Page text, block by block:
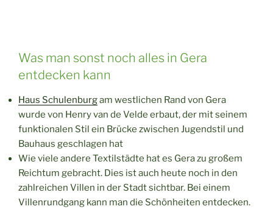
Was man sonst noch alles in Gera
entdecken kann
Haus Schulenburgam westlichen Rand von Gera
wurde von Henry van de Velde erbaut, der mit seinem
funktionalen Stil ein Brücke zwischen Jugendstil und
Bauhaus geschlagen hat
Wie viele andere Textilstädte hat es Gera zu großem
Reichtum gebracht. Dies ist auch heute noch in den
zahlreichen Villen in der Stadt sichtbar. Bei einem
Villenrundgang kann man die Schönheiten entdecken.